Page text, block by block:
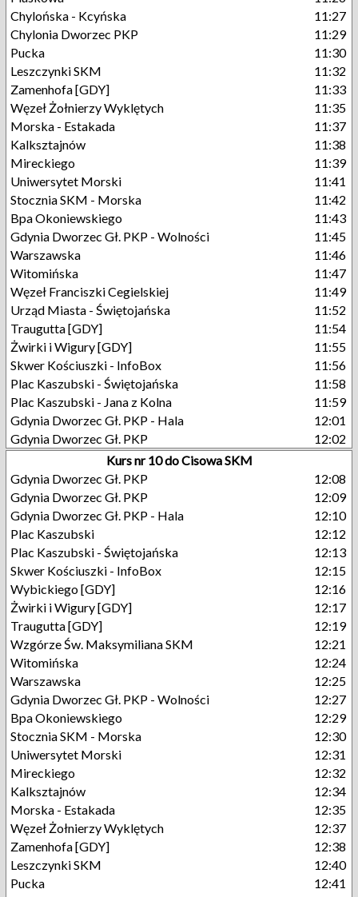
Chylońska - Kcyńska
11:27
Chylonia Dworzec PKP
11:29
Pucka
11:30
Leszczynki SKM
11:32
Zamenhofa [GDY]
11:33
Węzeł Żołnierzy Wyklętych
11:35
Morska - Estakada
11:37
Kalksztajnów
11:38
Mireckiego
11:39
Uniwersytet Morski
11:41
Stocznia SKM - Morska
11:42
Bpa Okoniewskiego
11:43
Gdynia Dworzec Gł. PKP - Wolności
11:45
Warszawska
11:46
Witomińska
11:47
Węzeł Franciszki Cegielskiej
11:49
Urząd Miasta - Świętojańska
11:52
Traugutta [GDY]
11:54
Żwirki i Wigury [GDY]
11:55
Skwer Kościuszki - InfoBox
11:56
Plac Kaszubski - Świętojańska
11:58
Plac Kaszubski - Jana z Kolna
11:59
Gdynia Dworzec Gł. PKP - Hala
12:01
Gdynia Dworzec Gł. PKP
12:02
Kurs nr 10 do Cisowa SKM
Gdynia Dworzec Gł. PKP
12:08
Gdynia Dworzec Gł. PKP
12:09
Gdynia Dworzec Gł. PKP - Hala
12:10
Plac Kaszubski
12:12
Plac Kaszubski - Świętojańska
12:13
Skwer Kościuszki - InfoBox
12:15
Wybickiego [GDY]
12:16
Żwirki i Wigury [GDY]
12:17
Traugutta [GDY]
12:19
Wzgórze Św. Maksymiliana SKM
12:21
Witomińska
12:24
Warszawska
12:25
Gdynia Dworzec Gł. PKP - Wolności
12:27
Bpa Okoniewskiego
12:29
Stocznia SKM - Morska
12:30
Uniwersytet Morski
12:31
Mireckiego
12:32
Kalksztajnów
12:34
Morska - Estakada
12:35
Węzeł Żołnierzy Wyklętych
12:37
Zamenhofa [GDY]
12:38
Leszczynki SKM
12:40
Pucka
12:41